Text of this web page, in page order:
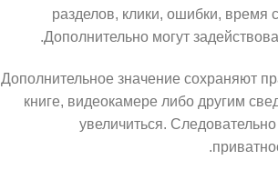
разделов, клики, ошибки, время
Дополнительно могут
Дополнительное значение сохраняют
книге, видеокамере либо другим
увеличиться.